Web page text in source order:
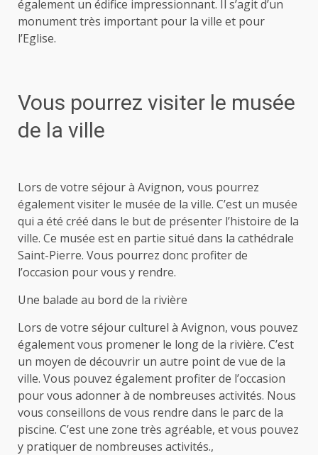
également un édifice impressionnant. Il s’agit d’un
monument très important pour la ville et pour
l’Eglise.
Vous pourrez visiter le musée
de la ville
Lors de votre séjour à Avignon, vous pourrez
également visiter le musée de la ville. C’est un musée
qui a été créé dans le but de présenter l’histoire de la
ville. Ce musée est en partie situé dans la cathédrale
Saint-Pierre. Vous pourrez donc profiter de
l’occasion pour vous y rendre.
Une balade au bord de la rivière
Lors de votre séjour culturel à Avignon, vous pouvez
également vous promener le long de la rivière. C’est
un moyen de découvrir un autre point de vue de la
ville. Vous pouvez également profiter de l’occasion
pour vous adonner à de nombreuses activités. Nous
vous conseillons de vous rendre dans le parc de la
piscine. C’est une zone très agréable, et vous pouvez
y pratiquer de nombreuses activités.,